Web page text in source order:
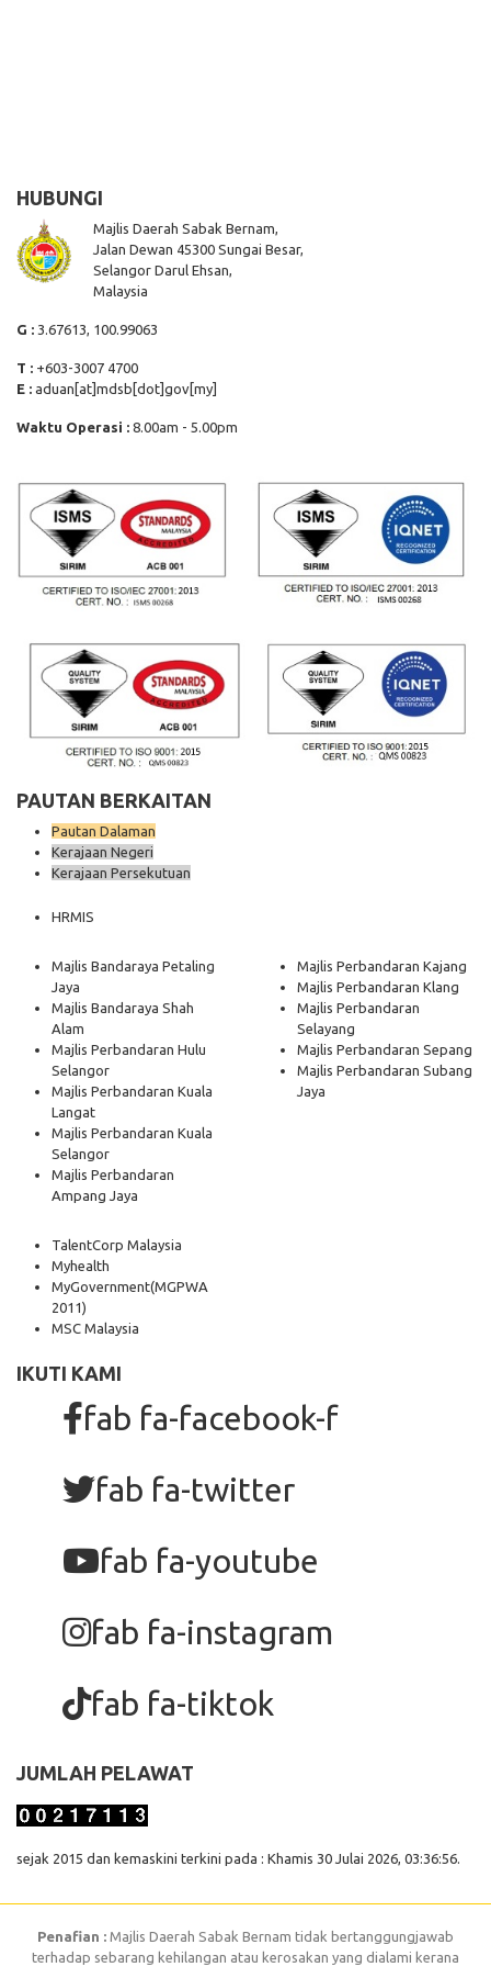
HUBUNGI
Majlis Daerah Sabak Bernam,
Jalan Dewan 45300 Sungai Besar,
Selangor Darul Ehsan,
Malaysia
G : 3.67613, 100.99063
T : +603-3007 4700
E : aduan[at]mdsb[dot]gov[my]
Waktu Operasi : 8.00am - 5.00pm
PAUTAN BERKAITAN
Pautan Dalaman
Kerajaan Negeri
Kerajaan Persekutuan
HRMIS
Majlis Bandaraya Petaling
Jaya
Majlis Bandaraya Shah
Alam
Majlis Perbandaran Hulu
Selangor
Majlis Perbandaran Kuala
Langat
Majlis Perbandaran Kuala
Selangor
Majlis Perbandaran
Ampang Jaya
Majlis Perbandaran Kajang
Majlis Perbandaran Klang
Majlis Perbandaran
Selayang
Majlis Perbandaran Sepang
Majlis Perbandaran Subang
Jaya
TalentCorp Malaysia
Myhealth
MyGovernment(MGPWA
2011)
MSC Malaysia
IKUTI KAMI
fab fa-facebook-f
fab fa-twitter
fab fa-youtube
fab fa-instagram
fab fa-tiktok
JUMLAH PELAWAT
sejak 2015 dan kemaskini terkini pada : Khamis 30 Julai 2026, 03:36:56.
Penafian : Majlis Daerah Sabak Bernam tidak bertanggungjawab
terhadap sebarang kehilangan atau kerosakan yang dialami kerana